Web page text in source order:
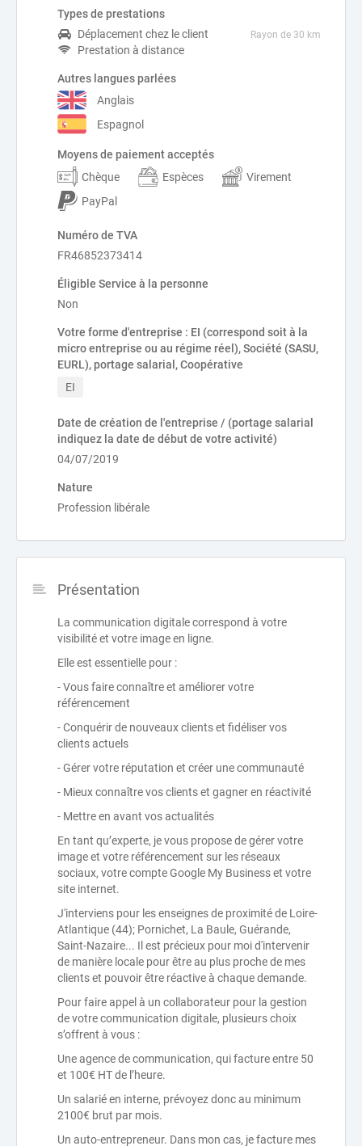
Types de prestations
Déplacement chez le client
Rayon de 30 km
Prestation à distance
Autres langues parlées
Anglais
Espagnol
Moyens de paiement acceptés
Chèque
Espèces
Virement
PayPal
Numéro de TVA
FR46852373414
Éligible Service à la personne
Non
Votre forme d'entreprise : EI (correspond soit à la
micro entreprise ou au régime réel), Société (SASU,
EURL), portage salarial, Coopérative
EI
Date de création de l'entreprise / (portage salarial
indiquez la date de début de votre activité)
04/07/2019
Nature
Profession libérale
Présentation
La communication digitale correspond à votre
visibilité et votre image en ligne.
Elle est essentielle pour :
- Vous faire connaître et améliorer votre
référencement
- Conquérir de nouveaux clients et fidéliser vos
clients actuels
- Gérer votre réputation et créer une communauté
- Mieux connaître vos clients et gagner en réactivité
- Mettre en avant vos actualités
En tant qu’experte, je vous propose de gérer votre
image et votre référencement sur les réseaux
sociaux, votre compte Google My Business et votre
site internet.
J'interviens pour les enseignes de proximité de Loire-
Atlantique (44); Pornichet, La Baule, Guérande,
Saint-Nazaire... Il est précieux pour moi d'intervenir
de manière locale pour être au plus proche de mes
clients et pouvoir être réactive à chaque demande.
Pour faire appel à un collaborateur pour la gestion
de votre communication digitale, plusieurs choix
s’offrent à vous :
Une agence de communication, qui facture entre 50
et 100€ HT de l’heure.
Un salarié en interne, prévoyez donc au minimum
2100€ brut par mois.
Un auto-entrepreneur. Dans mon cas, je facture mes